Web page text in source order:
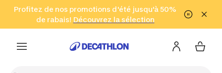
Aller à la recherche Aller au contenu Aller au pied de
Profitez de nos promotions d'été jusqu'à 50%
de rabais! Découvrez la sélection
Cliquez ici
en seulement 2 h!
(Zones sélectionnées)